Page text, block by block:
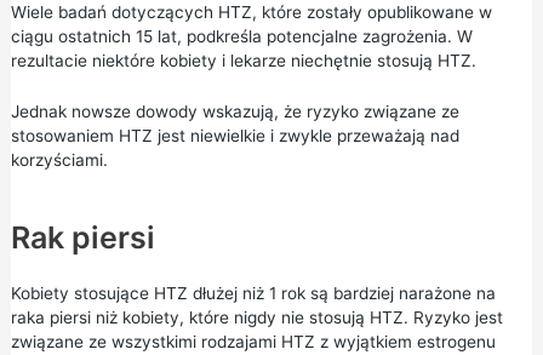
Wiele badań dotyczących HTZ, które zostały opublikowane w
ciągu ostatnich 15 lat, podkreśla potencjalne zagrożenia. W
rezultacie niektóre kobiety i lekarze niechętnie stosują HTZ.
Jednak nowsze dowody wskazują, że ryzyko związane ze
stosowaniem HTZ jest niewielkie i zwykle przeważają nad
korzyściami.
Rak piersi
Kobiety stosujące HTZ dłużej niż 1 rok są bardziej narażone na
raka piersi niż kobiety, które nigdy nie stosują HTZ. Ryzyko jest
związane ze wszystkimi rodzajami HTZ z wyjątkiem estrogenu